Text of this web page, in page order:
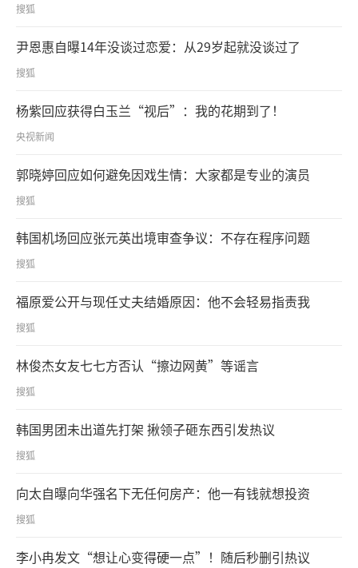
搜狐
尹恩惠自曝14年没谈过恋爱：从29岁起就没谈过了
搜狐
杨紫回应获得白玉兰“视后”：我的花期到了！
央视新闻
郭晓婷回应如何避免因戏生情：大家都是专业的演员
搜狐
韩国机场回应张元英出境审查争议：不存在程序问题
搜狐
福原爱公开与现任丈夫结婚原因：他不会轻易指责我
搜狐
林俊杰女友七七方否认“擦边网黄”等谣言
搜狐
韩国男团未出道先打架 揪领子砸东西引发热议
搜狐
向太自曝向华强名下无任何房产：他一有钱就想投资
搜狐
李小冉发文“想让心变得硬一点”！随后秒删引热议